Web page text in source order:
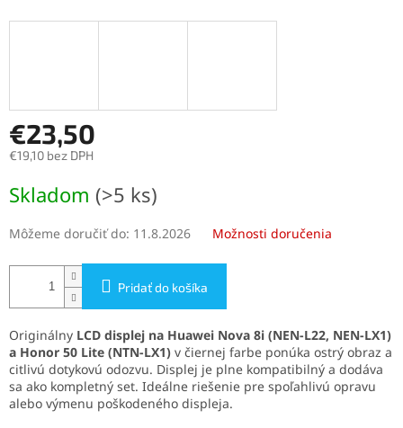
€23,50
€19,10 bez DPH
cena:
Skladom (>5 ks)
Môžeme doručiť do: 11.8.2026 Možnosti doručenia
Pridať do košíka
Originálny LCD displej na Huawei Nova 8i (NEN-L22, NEN-LX1)
a Honor 50 Lite (NTN-LX1) v čiernej farbe ponúka ostrý obraz a
citlivú dotykovú odozvu. Displej je plne kompatibilný a dodáva
sa ako kompletný set. Ideálne riešenie pre spoľahlivú opravu
alebo výmenu poškodeného displeja.